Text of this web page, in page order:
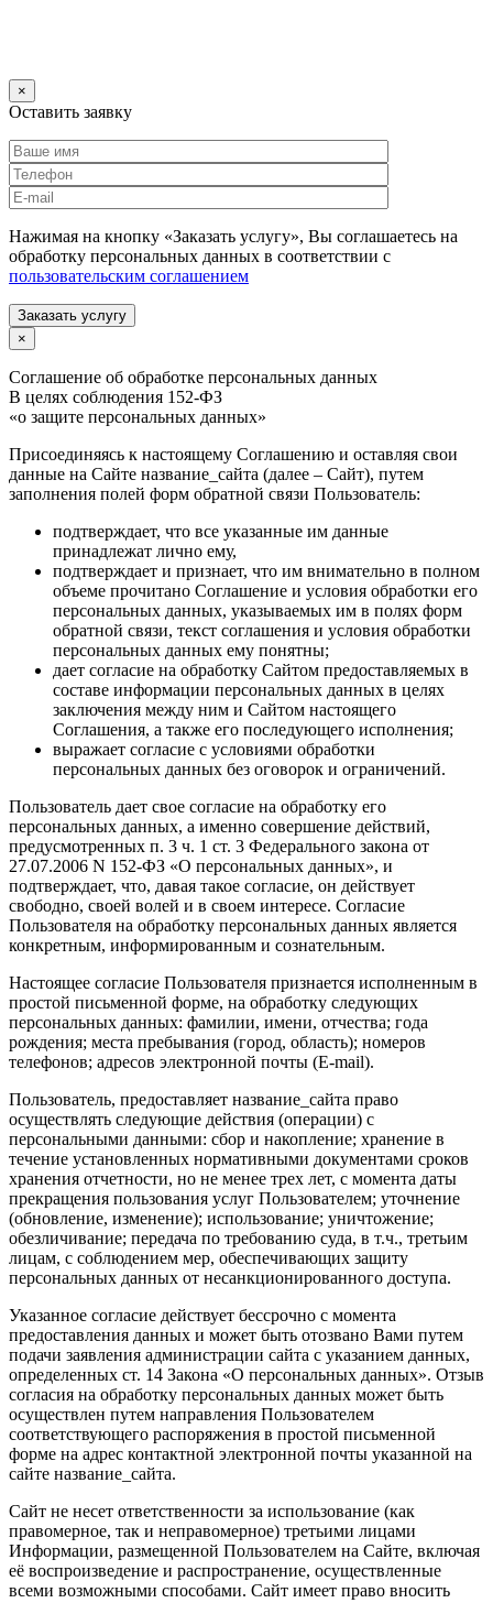
×
Оставить заявку
Нажимая на кнопку «Заказать услугу», Вы соглашаетесь на
обработку персональных данных в соответствии с
пользовательским соглашением
Заказать услугу
×
Соглашение об обработке персональных данных
В целях соблюдения 152-ФЗ
«о защите персональных данных»
Присоединяясь к настоящему Соглашению и оставляя свои
данные на Сайте название_сайта (далее – Сайт), путем
заполнения полей форм обратной связи Пользователь:
подтверждает, что все указанные им данные
принадлежат лично ему,
подтверждает и признает, что им внимательно в полном
объеме прочитано Соглашение и условия обработки его
персональных данных, указываемых им в полях форм
обратной связи, текст соглашения и условия обработки
персональных данных ему понятны;
дает согласие на обработку Сайтом предоставляемых в
составе информации персональных данных в целях
заключения между ним и Сайтом настоящего
Соглашения, а также его последующего исполнения;
выражает согласие с условиями обработки
персональных данных без оговорок и ограничений.
Пользователь дает свое согласие на обработку его
персональных данных, а именно совершение действий,
предусмотренных п. 3 ч. 1 ст. 3 Федерального закона от
27.07.2006 N 152-ФЗ «О персональных данных», и
подтверждает, что, давая такое согласие, он действует
свободно, своей волей и в своем интересе. Согласие
Пользователя на обработку персональных данных является
конкретным, информированным и сознательным.
Настоящее согласие Пользователя признается исполненным в
простой письменной форме, на обработку следующих
персональных данных: фамилии, имени, отчества; года
рождения; места пребывания (город, область); номеров
телефонов; адресов электронной почты (E-mail).
Пользователь, предоставляет название_сайта право
осуществлять следующие действия (операции) с
персональными данными: сбор и накопление; хранение в
течение установленных нормативными документами сроков
хранения отчетности, но не менее трех лет, с момента даты
прекращения пользования услуг Пользователем; уточнение
(обновление, изменение); использование; уничтожение;
обезличивание; передача по требованию суда, в т.ч., третьим
лицам, с соблюдением мер, обеспечивающих защиту
персональных данных от несанкционированного доступа.
Указанное согласие действует бессрочно с момента
предоставления данных и может быть отозвано Вами путем
подачи заявления администрации сайта с указанием данных,
определенных ст. 14 Закона «О персональных данных». Отзыв
согласия на обработку персональных данных может быть
осуществлен путем направления Пользователем
соответствующего распоряжения в простой письменной
форме на адрес контактной электронной почты указанной на
сайте название_сайта.
Сайт не несет ответственности за использование (как
правомерное, так и неправомерное) третьими лицами
Информации, размещенной Пользователем на Сайте, включая
её воспроизведение и распространение, осуществленные
всеми возможными способами. Сайт имеет право вносить